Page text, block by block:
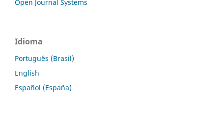
Open Journal Systems
Idioma
Português (Brasil)
English
Español (España)